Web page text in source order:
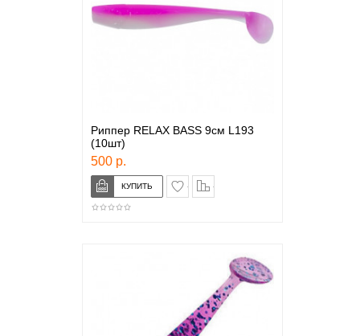
Риппер RELAX BASS 9см L193
(10шт)
500 р.
в закладки